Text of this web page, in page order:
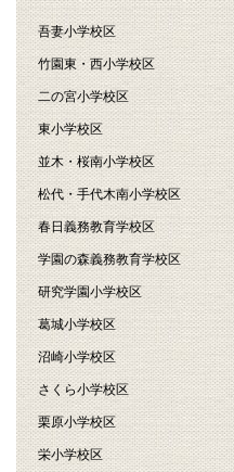
吾妻小学校区
竹園東・西小学校区
二の宮小学校区
東小学校区
並木・桜南小学校区
松代・手代木南小学校区
春日義務教育学校区
学園の森義務教育学校区
研究学園小学校区
葛城小学校区
沼崎小学校区
さくら小学校区
栗原小学校区
栄小学校区